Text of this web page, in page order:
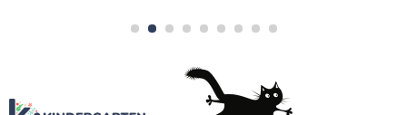
4 5 6 7 8 9